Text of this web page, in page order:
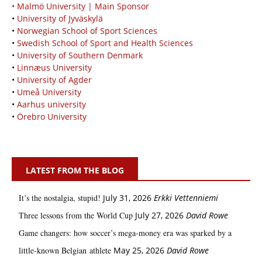
• Malmö University | Main Sponsor
• University of Jyväskylä
• Norwegian School of Sport Sciences
• Swedish School of Sport and Health Sciences
• University of Southern Denmark
• Linnæus University
• University of Agder
• Umeå University
• Aarhus university
• Örebro University
LATEST FROM THE BLOG
It’s the nostalgia, stupid! July 31, 2026 Erkki Vetten­­niemi
Three lessons from the World Cup July 27, 2026 David Rowe
Game changers: how soccer’s mega‑money era was sparked by a
little‑known Belgian athlete May 25, 2026 David Rowe